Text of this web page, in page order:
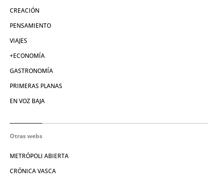
CREACIÓN
PENSAMIENTO
VIAJES
+ECONOMÍA
GASTRONOMÍA
PRIMERAS PLANAS
EN VOZ BAJA
Otras webs
METRÓPOLI ABIERTA
CRÓNICA VASCA